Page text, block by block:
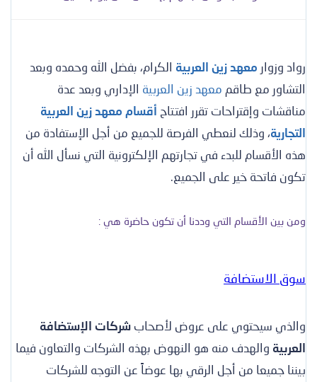
رواد وزوار معهد زين العربية الكرام، بفضل الله وحمده وبعد
التشاور مع طاقم معهد زين العربية الإداري وبعد عدة
مناقشات وإقتراحات تقرر افتتاح أقسام معهد زين العربية
التجارية، وذلك لنعطي الفرصة للجميع من أجل الإستفادة من
هذه الأقسام للبدء في تجارتهم الإلكترونية التي نسأل الله أن
تكون فاتحة خير على الجميع.
ومن بين الأقسام التي وددنا أن تكون حاضرة هي :
سوق الاستضافة
والذي سيحتوي على عروض لأصحاب شركات الإستضافة
العربية والهدف منه هو النهوض بهذه الشركات والتعاون فيما
بيننا جميعا من أجل الرقي بها عوضاً عن التوجه للشركات